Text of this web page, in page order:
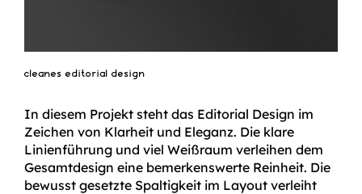
cleanes editorial design
In diesem Projekt steht das Editorial Design im
Zeichen von Klarheit und Eleganz. Die klare
Linienführung und viel Weißraum verleihen dem
Gesamtdesign eine bemerkenswerte Reinheit. Die
bewusst gesetzte Spaltigkeit im Layout verleiht